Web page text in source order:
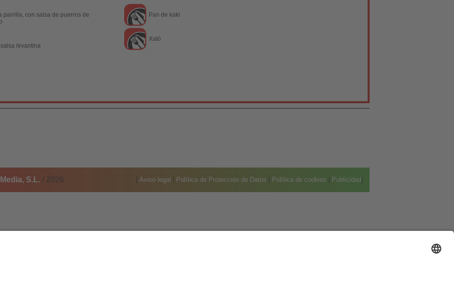
parrilla, con salsa de puerros de
levantina
Pan de kaki
Xató
S.L. / 2026 [ Aviso legal Política de Protección de Datos Política de cookies Publicidad]